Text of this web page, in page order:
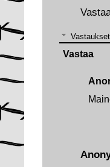
Vastaukset
Vastaa